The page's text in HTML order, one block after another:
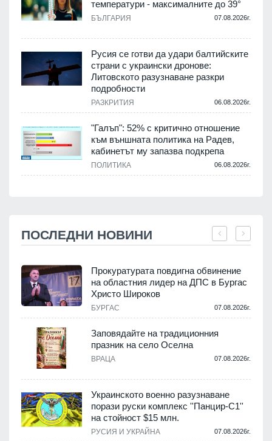
температури - максималните до 39°
БЪЛГАРИЯ 07.08.2026г.
Русия се готви да удари балтийските
страни с украински дронове:
Литовското разузнаване разкри
подробности
РАЗКРИТИЯ 06.08.2026г.
"Галъп": 52% с критично отношение
към външната политика на Радев,
кабинетът му запазва подкрепа
ПОЛИТИКА 06.08.2026г.
ПОСЛЕДНИ НОВИНИ
Прокуратурата повдигна обвинение
на областния лидер на ДПС в Бургас
Христо Широков
БУРГАС 07.08.2026г.
Заповядайте на традиционния
празник на село Оселна
ВРАЦА 07.08.2026г.
Украинското военно разузнаване
порази руски комплекс ''Панцир-С1''
на стойност $15 млн.
РУСИЯ И УКРАЙНА 07.08.2026г.